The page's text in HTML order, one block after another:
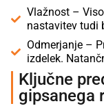
Vlažnost –
nastavitev tudi
Odmerjanje –
izdelek.
Ključne
gipsanega